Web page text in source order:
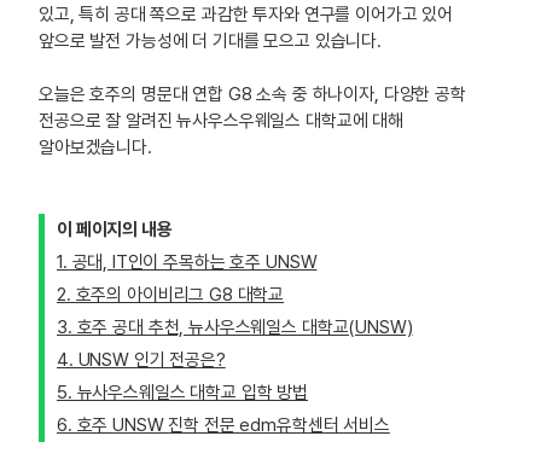
있고, 특히 공대 쪽으로 과감한 투자와 연구를 이어가고 있어
앞으로 발전 가능성에 더 기대를 모으고 있습니다.
오늘은 호주의 명문대 연합 G8 소속 중 하나이자, 다양한 공학
전공으로 잘 알려진 뉴사우스우웨일스 대학교에 대해
알아보겠습니다.
이 페이지의 내용
1. 공대, IT인이 주목하는 호주 UNSW
2. 호주의 아이비리그 G8 대학교
3. 호주 공대 추천, 뉴사우스웨일스 대학교(UNSW)
4. UNSW 인기 전공은?
5. 뉴사우스웨일스 대학교 입학 방법
6. 호주 UNSW 진학 전문 edm유학센터 서비스